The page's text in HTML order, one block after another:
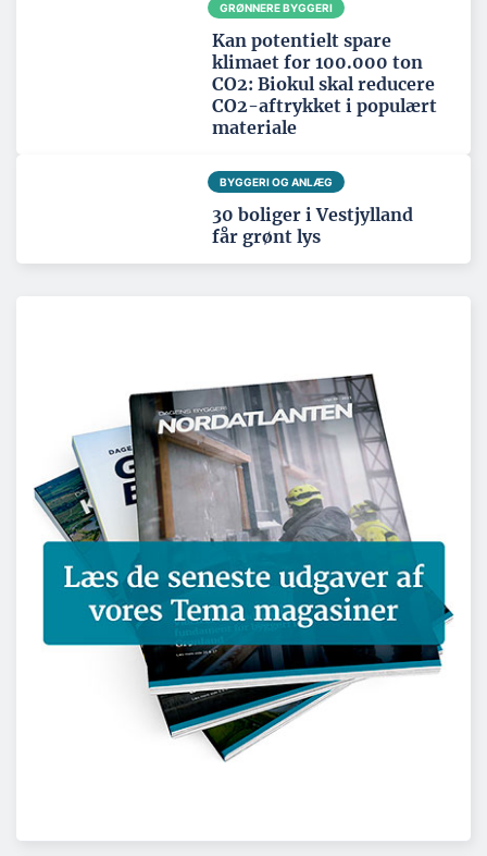
GRØNNERE BYGGERI
Kan potentielt spare
klimaet for 100.000 ton
CO2: Biokul skal reducere
CO2-aftrykket i populært
materiale
BYGGERI OG ANLÆG
30 boliger i Vestjylland
får grønt lys